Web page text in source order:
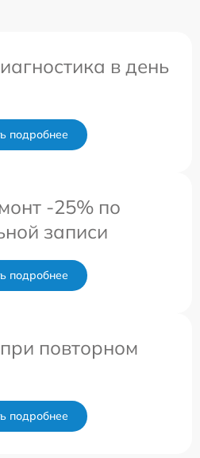
в день
подробнее
-25% по
записи
подробнее
повторном
подробнее